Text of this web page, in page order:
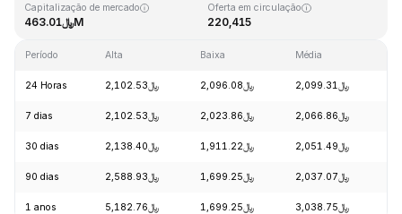
Capitalização de mercado
﷼463.01M
Oferta em circulação
220,415
Período Alta Baixa Média
24 Horas ﷼2,102.53 ﷼2,096.08 ﷼2,099.31
7 dias ﷼2,102.53 ﷼2,023.86 ﷼2,066.86
30 dias ﷼2,138.40 ﷼1,911.22 ﷼2,051.49
90 dias ﷼2,588.93 ﷼1,699.25 ﷼2,037.07
1 anos ﷼5,182.76 ﷼1,699.25 ﷼3,038.75